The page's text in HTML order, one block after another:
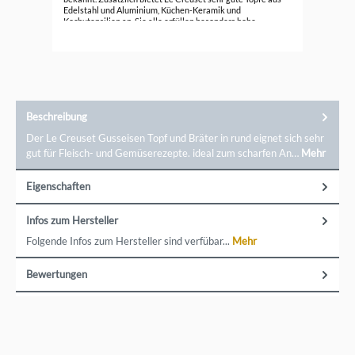
Edelstahl und Aluminium, Küchen-Keramik und
Kochutensilien an. Sie alle erfüllen besonders hohe
Beschreibung
Der Le Creuset Gusseisen Topf und Bräter in rund eignet sich sehr
gut für Fleisch- und Gemüserezepte. ideal zum scharfen An… Mehr
Eigenschaften
Infos zum Hersteller
Folgende Infos zum Hersteller sind verfübar... Mehr
Bewertungen